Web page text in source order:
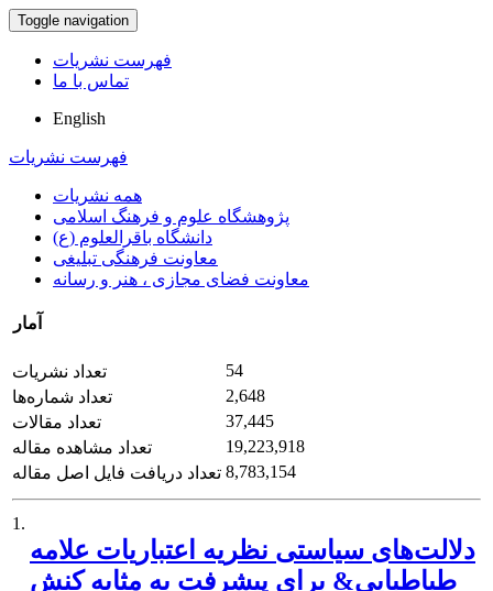
Toggle navigation
فهرست نشریات
تماس با ما
English
فهرست نشریات
همه نشریات
پژوهشگاه علوم و فرهنگ اسلامی
دانشگاه باقرالعلوم (ع)
معاونت فرهنگی تبلیغی
معاونت فضای مجازی ، هنر و رسانه
آمار
تعداد نشریات
54
تعداد شماره‌ها
2,648
تعداد مقالات
37,445
تعداد مشاهده مقاله
19,223,918
تعداد دریافت فایل اصل مقاله 8,783,154
1.
دلالت‌های سیاستی نظریه اعتباریات علامه
طباطبایی& برای پیشرفت به مثابه کنش